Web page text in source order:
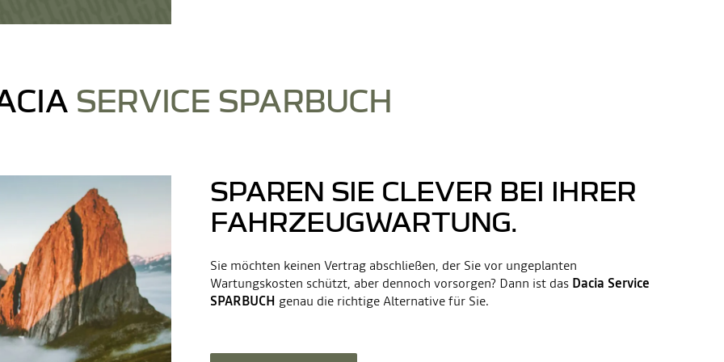
SERVICE SPARBUCH
SPAREN SIE CLEVER BEI IHRER
FAHRZEUGWARTUNG.
Sie möchten keinen Vertrag abschließen, der Sie vor ungeplanten
Wartungskosten schützt, aber dennoch vorsorgen? Dann ist das Dacia Service
SPARBUCH genau die richtige Alternative für Sie.